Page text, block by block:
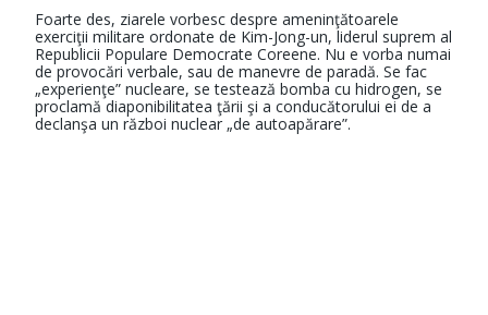
Foarte des, ziarele vorbesc despre ameninţătoarele
exerciţii militare ordonate de Kim-Jong-un, liderul suprem al
Republicii Populare Democrate Coreene. Nu e vorba numai
de provocări verbale, sau de manevre de paradă. Se fac
„experienţe” nucleare, se testează bomba cu hidrogen, se
proclamă diaponibilitatea ţării şi a conducătorului ei de a
declanşa un război nuclear „de autoapărare”.